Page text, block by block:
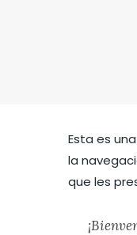
Esta es
la
que les